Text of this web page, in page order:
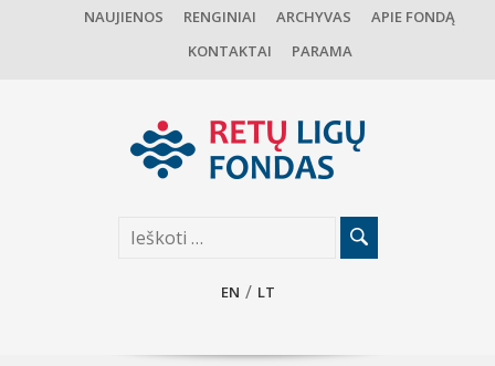
NAUJIENOS RENGINIAI ARCHYVAS
APIE FONDĄ
KONTAKTAI
PARAMA
EN LT